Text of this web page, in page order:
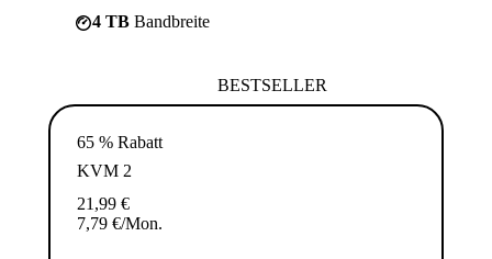
4 TB Bandbreite
BESTSELLER
65 % Rabatt
KVM 2
21,99 €
7,79 €/Mon.